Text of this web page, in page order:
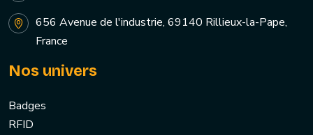
656 Avenue de l'industrie, 69140 Rillieux-la-Pape,
France
Nos univers
Badges
RFID